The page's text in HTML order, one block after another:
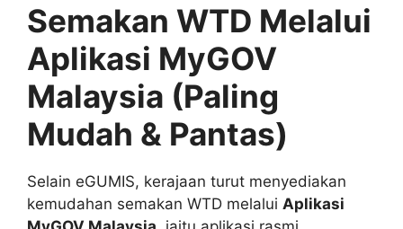
Semakan WTD Melalui
Aplikasi MyGOV
Malaysia (Paling
Mudah & Pantas)
Selain eGUMIS, kerajaan turut menyediakan
kemudahan semakan WTD melalui Aplikasi